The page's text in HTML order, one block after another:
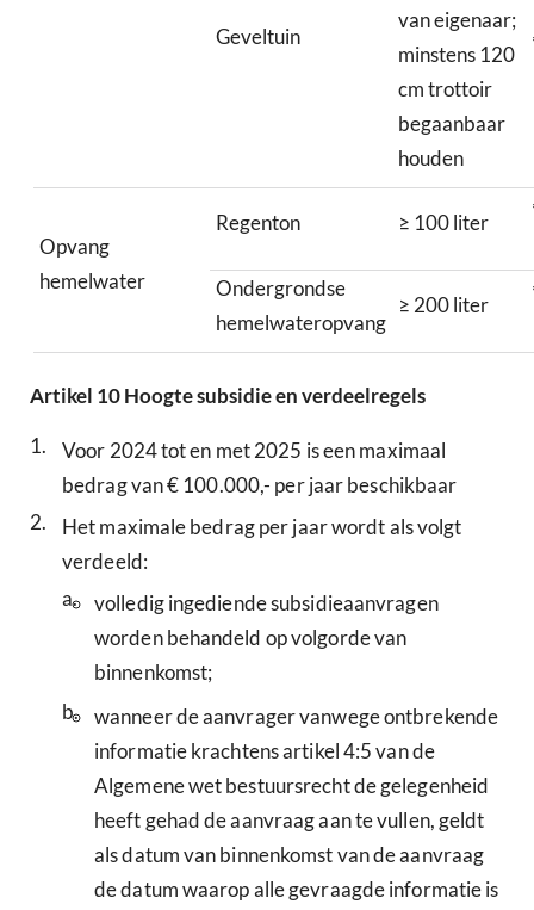
Geveltuin
van eigenaar;
minstens 120
cm trottoir
begaanbaar
houden
Opvang
hemelwater
Regenton ≥ 100 liter
Ondergrondse
hemelwateropvang
≥ 200 liter
Artikel 10Hoogte subsidie en verdeelregels
1.
Voor 2024 tot en met 2025 is een maximaal
bedrag van € 100.000,- per jaar beschikbaar
2.
Het maximale bedrag per jaar wordt als volgt
verdeeld:
a.
volledig ingediende subsidieaanvragen
worden behandeld op volgorde van
binnenkomst;
b.
wanneer de aanvrager vanwege ontbrekende
informatie krachtens artikel 4:5 van de
Algemene wet bestuursrecht de gelegenheid
heeft gehad de aanvraag aan te vullen, geldt
als datum van binnenkomst van de aanvraag
de datum waarop alle gevraagde informatie is